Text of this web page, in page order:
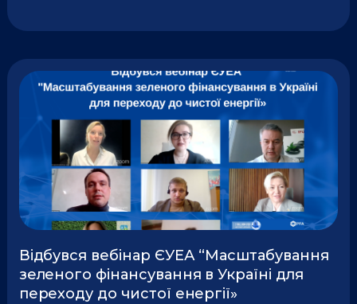
Відбувся вебінар ЄУЕА “Масштабування
зеленого фінансування в Україні для
переходу до чистої енергії»